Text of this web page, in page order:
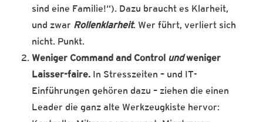
sind eine Familie!“). Dazu braucht es Klarheit,
und zwar Rollenklarheit. Wer führt, verliert sich
nicht. Punkt.
Weniger Command and Control undweniger
Laisser-faire. In Stresszeiten – und IT-
Einführungen gehören dazu – ziehen die einen
Leader die ganz alte Werkzeugkiste hervor: